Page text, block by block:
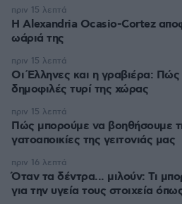
Η Alexandria Ocasio-Cortez
ωάριά της
πριν 15 λεπτά
Οι Έλληνες και η γραβιέρα: Πώς
δημοφιλές τυρί της χώρας
πριν 15 λεπτά
Πώς μπορούμε να βοηθήσουμε
γατοαποικίες της γειτονιάς μας
πριν 15 λεπτά
Όταν τα δέντρα... μιλούν: Τι
για την υγεία τους στοιχεία
πριν 16 λεπτά